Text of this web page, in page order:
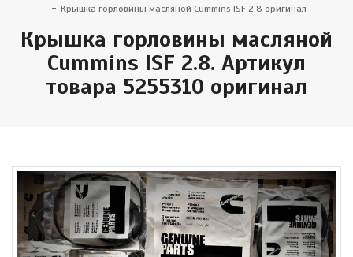
Крышка горловины масляной Cummins ISF 2.8 оригинал
Крышка горловины масляной
Cummins ISF 2.8. Артикул
товара 5255310 оригинал